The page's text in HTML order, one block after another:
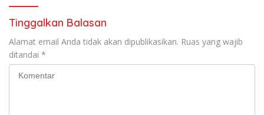
Tinggalkan Balasan
Alamat email Anda tidak akan dipublikasikan. Ruas yang wajib
ditandai *